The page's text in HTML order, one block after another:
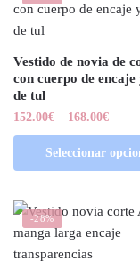
Vestido de novia de
con cuerpo de encaje
de tul
152.00€ – 168.00€
Seleccionar
-28%